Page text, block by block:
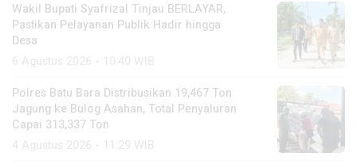
Wakil Bupati Syafrizal Tinjau BERLAYAR,
Pastikan Pelayanan Publik Hadir hingga
Desa
Polres Batu Bara Distribusikan 19,467 Ton
Jagung ke Bulog Asahan, Total Penyaluran
Capai 313,337 Ton